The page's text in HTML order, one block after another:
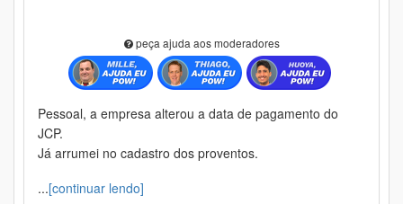
peça ajuda aos moderadores
Pessoal, a empresa alterou a data de pagamento do
JCP.
Já arrumei no cadastro dos proventos.
...[continuar lendo]